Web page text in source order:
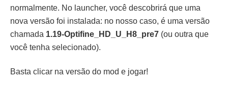
normalmente. No launcher, você descobrirá que uma
nova versão foi instalada: no nosso caso, é uma versão
chamada 1.19-Optifine_HD_U_H8_pre7 (ou outra que
você tenha selecionado).
Basta clicar na versão do mod e jogar!